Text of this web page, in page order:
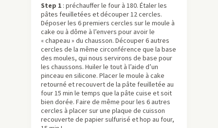
Step 1 : préchauffer le four à 180. Étaler les
pâtes feuilletées et découper 12 cercles.
Déposer les 6 premiers cercles sur le moule à
cake ou à dôme à l’envers pour avoir le
« chapeau » du chausson. Découper 6 autres
cercles de la même circonférence que la base
des moules, qui nous servirons de base pour
les chaussons. Huiler le tout à l’aide d’un
pinceau en silicone. Placer le moule à cake
retourné et recouvert de la pâte feuilletée au
four 15 min le temps que la pâte cuise et soit
bien dorée. Faire de même pour les 6 autres
cercles à placer sur une plaque de cuisson
recouverte de papier sulfurisé et hop au four,